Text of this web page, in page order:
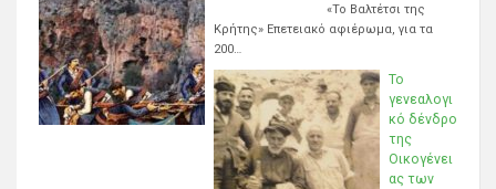
«Το Βαλτέτσι της
Κρήτης» Επετειακό αφιέρωμα, για τα
200…
Το
γενεαλογι
κό δένδρο
της
Οικογένει
ας των